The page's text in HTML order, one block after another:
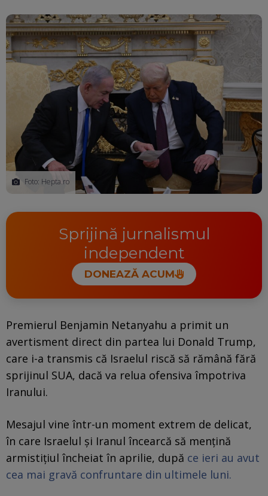
Foto: Hepta.ro
Sprijină jurnalismul
independent
DONEAZĂ ACUM
Premierul Benjamin Netanyahu a primit un
avertisment direct din partea lui Donald Trump,
care i-a transmis că Israelul riscă să rămână fără
sprijinul SUA, dacă va relua ofensiva împotriva
Iranului.
Mesajul vine într-un moment extrem de delicat,
în care Israelul și Iranul încearcă să mențină
armistițiul încheiat în aprilie, după ce ieri au avut
cea mai gravă confruntare din ultimele luni.